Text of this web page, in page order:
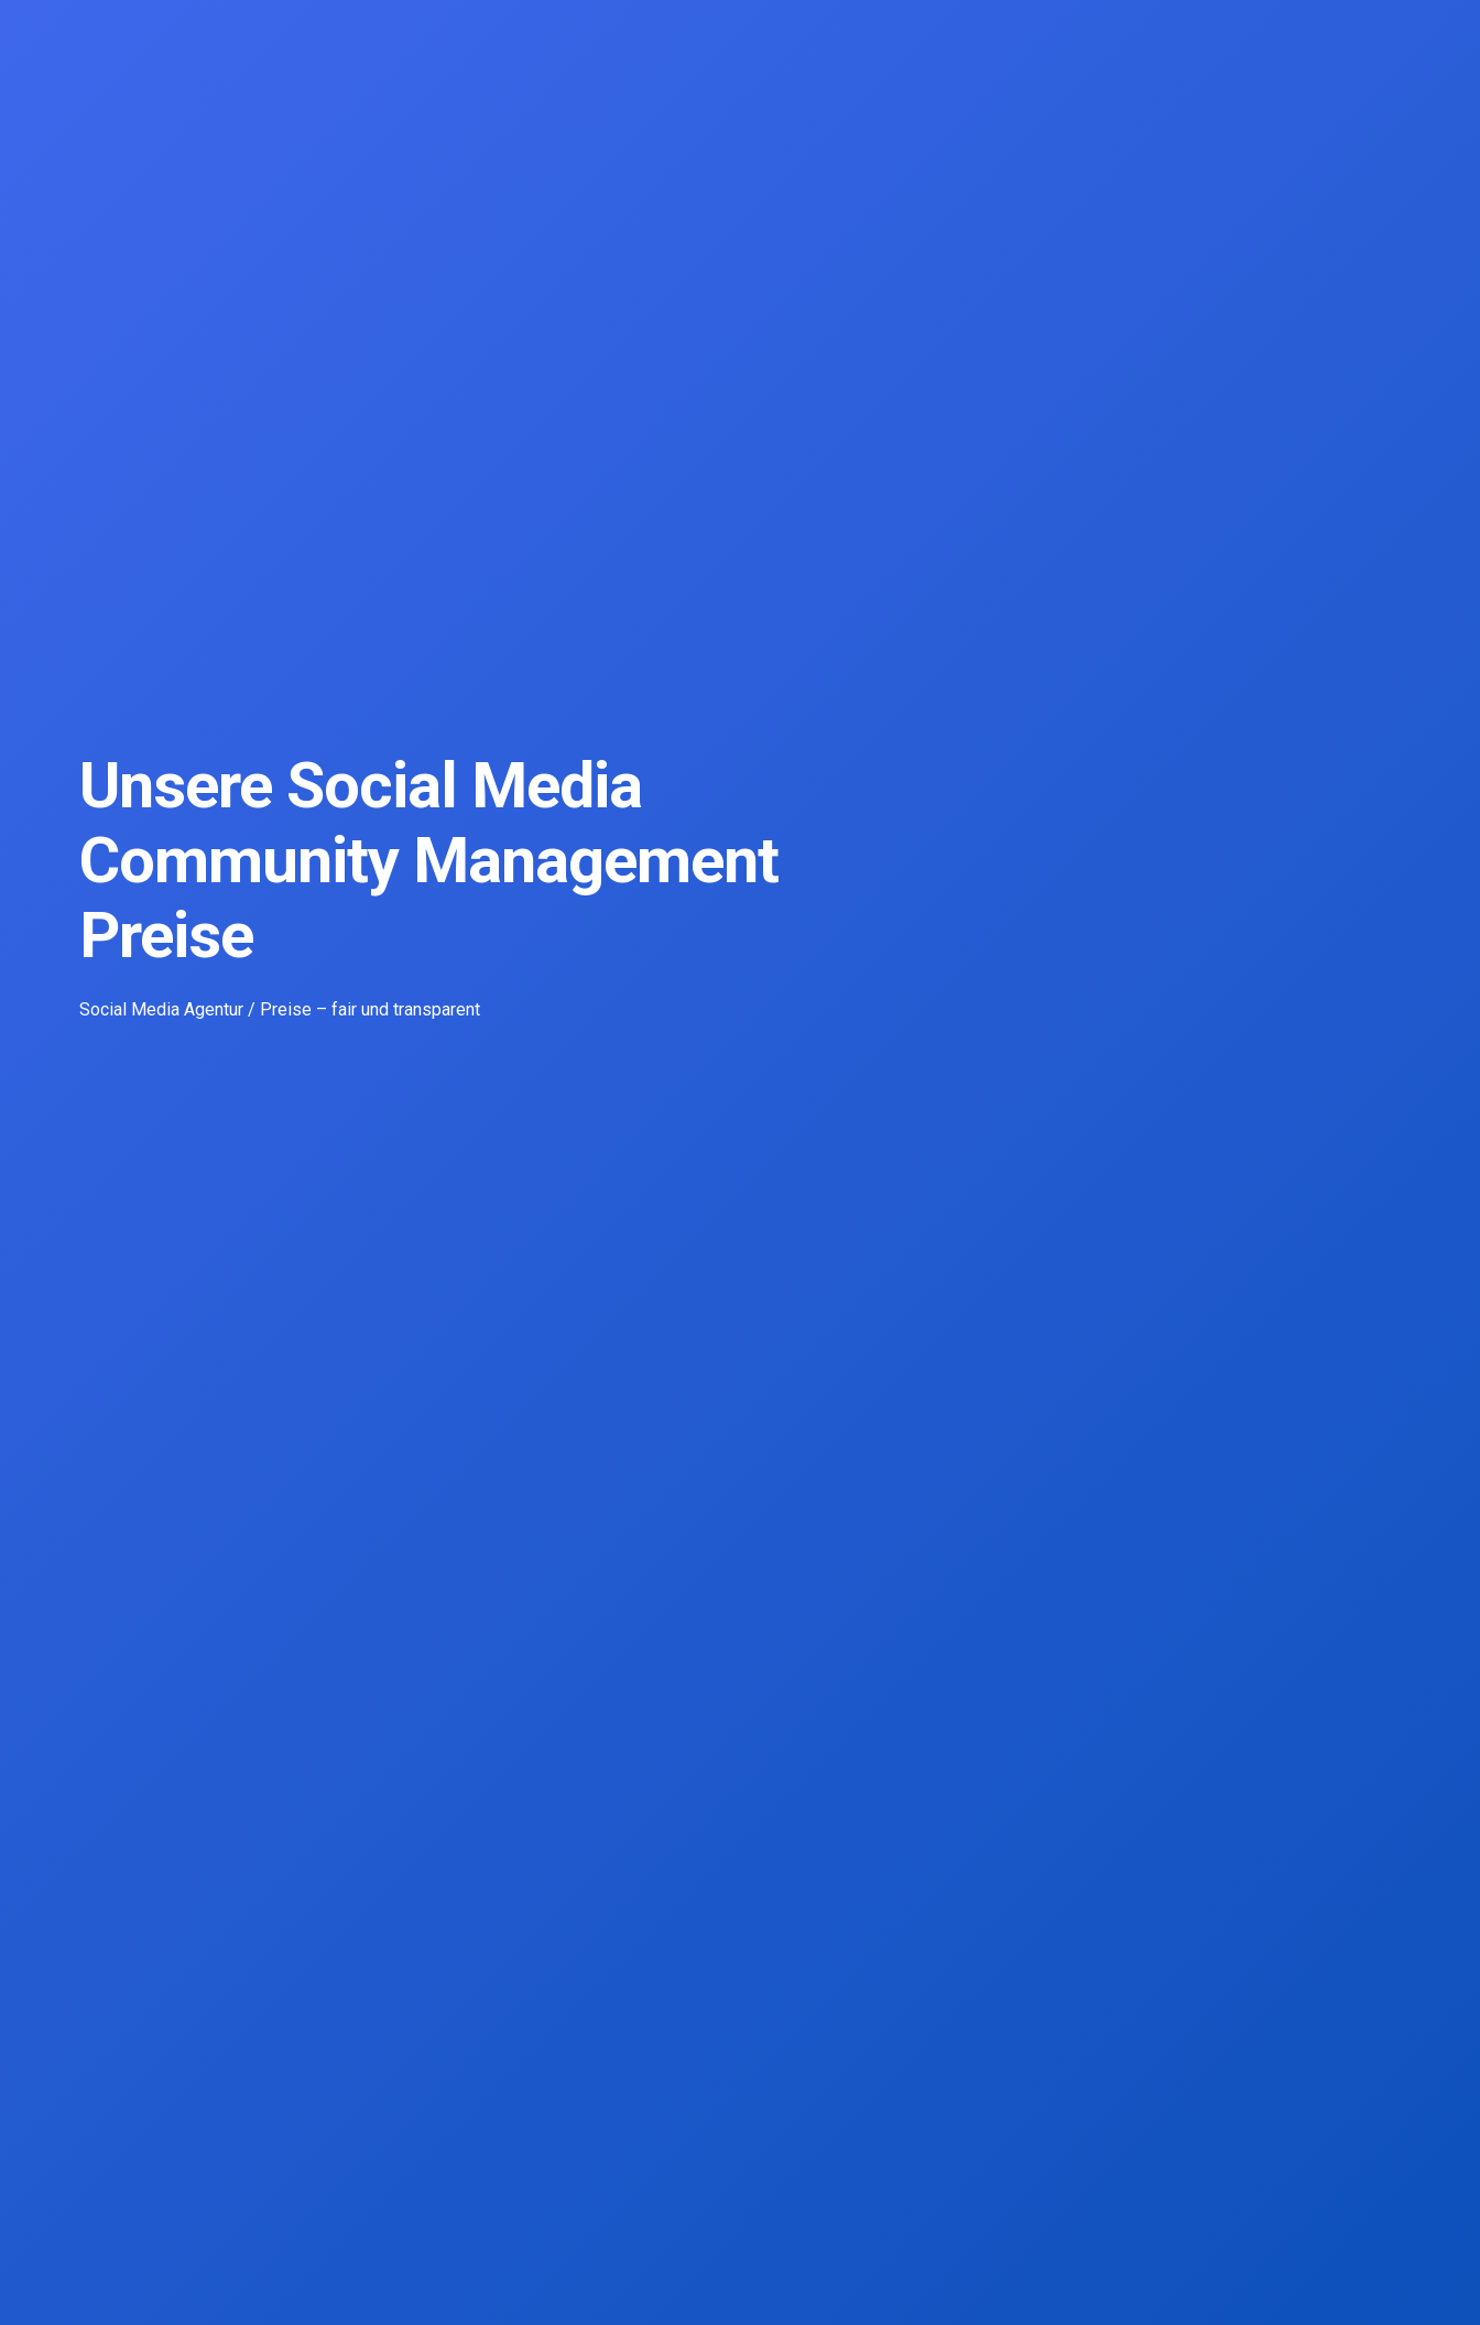
Unsere Social Media
Community Management
Preise
Social Media Agentur / Preise – fair und transparent